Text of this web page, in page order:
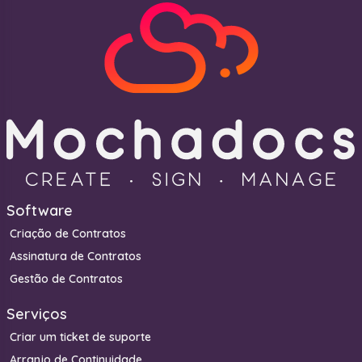
Software
Criação de Contratos
Assinatura de Contratos
Gestão de Contratos
Serviços
Criar um ticket de suporte